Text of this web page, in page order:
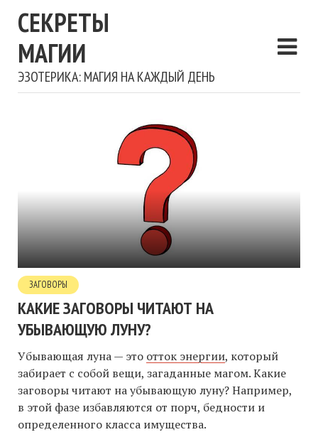
СЕКРЕТЫ
МАГИИ
ЭЗОТЕРИКА: МАГИЯ НА КАЖДЫЙ ДЕНЬ
ЗАГОВОРЫ
КАКИЕ ЗАГОВОРЫ ЧИТАЮТ НА
УБЫВАЮЩУЮ ЛУНУ?
Убывающая луна — это отток энергии, который
забирает с собой вещи, загаданные магом. Какие
заговоры читают на убывающую луну? Например,
в этой фазе избавляются от порч, бедности и
определенного класса имущества.